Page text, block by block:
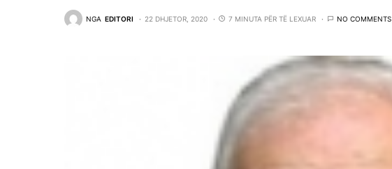
NGA EDITORI 22 DHJETOR, 2020 7 MINUTA PËR TË LEXUAR NO COMMENTS